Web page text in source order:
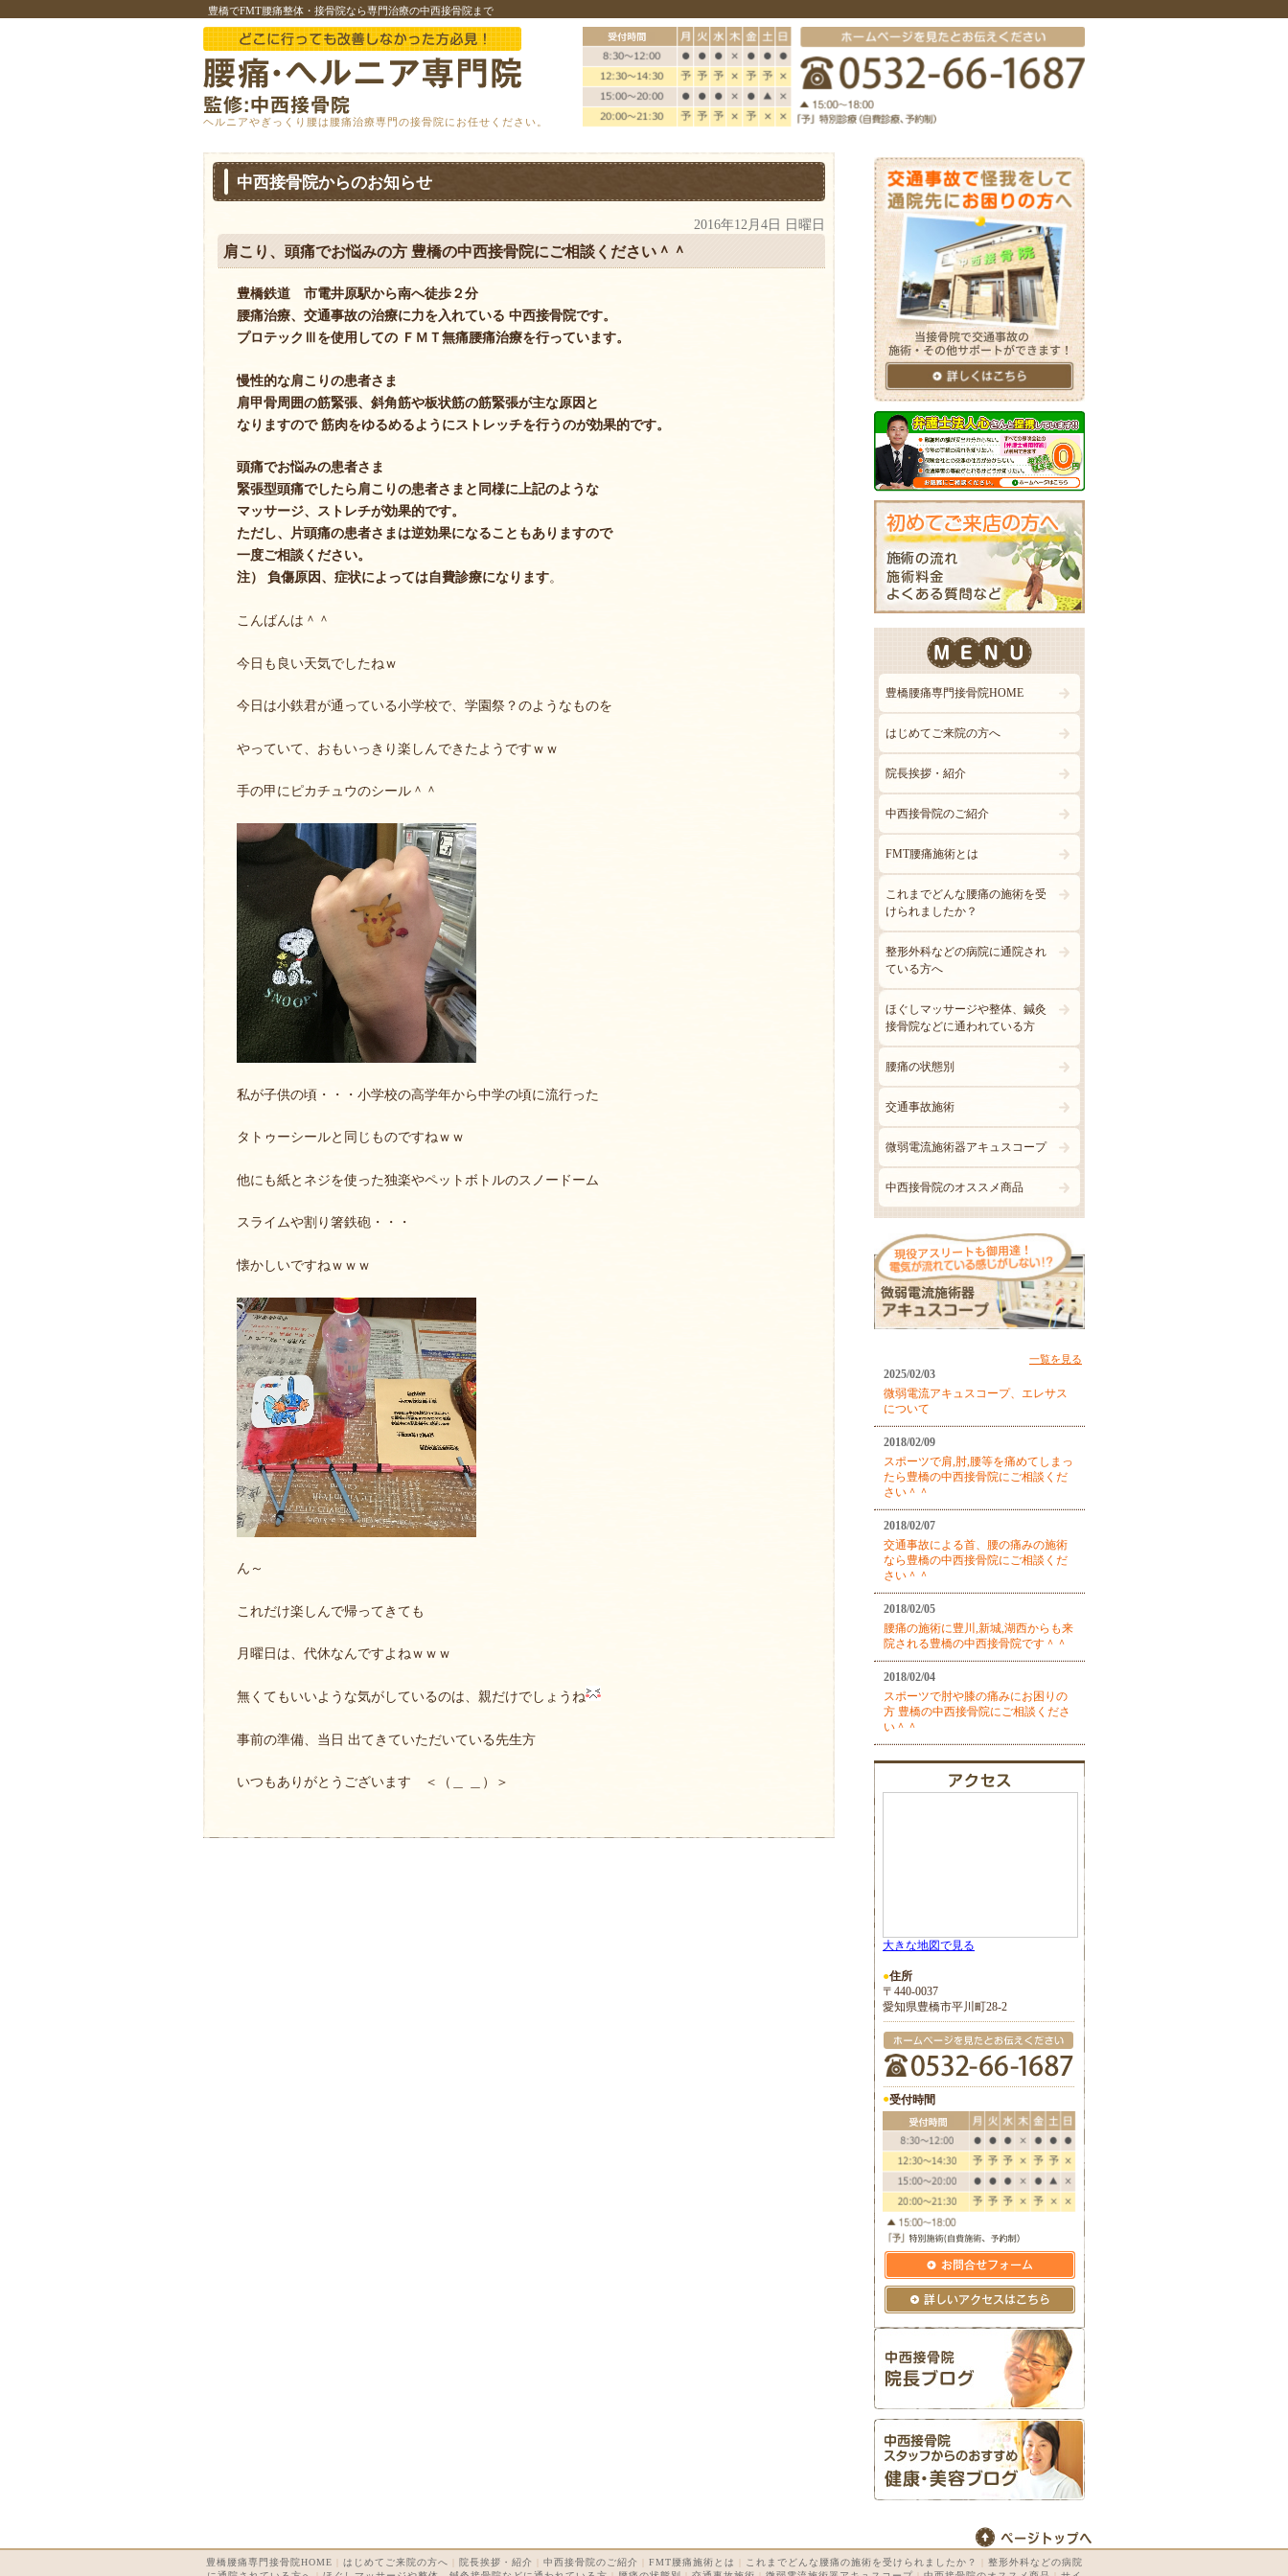
豊橋でFMT腰痛整体・接骨院なら専門治療の中西接骨院まで
ヘルニアやぎっくり腰は腰痛治療専門の接骨院にお任せください。
中西接骨院からのお知らせ
2016年12月4日 日曜日
肩こり、頭痛でお悩みの方 豊橋の中西接骨院にご相談ください＾＾
豊橋鉄道 市電井原駅から南へ徒歩２分
腰痛治療、交通事故の治療に力を入れている 中西接骨院です。
プロテックⅢを使用しての ＦＭＴ無痛腰痛治療を行っています。
慢性的な肩こりの患者さま
肩甲骨周囲の筋緊張、斜角筋や板状筋の筋緊張が主な原因と
なりますので 筋肉をゆるめるようにストレッチを行うのが効果的です。
頭痛でお悩みの患者さま
緊張型頭痛でしたら肩こりの患者さまと同様に上記のような
マッサージ、ストレチが効果的です。
ただし、片頭痛の患者さまは逆効果になることもありますので
一度ご相談ください。
注） 負傷原因、症状によっては自費診療になります。
こんばんは＾＾
今日も良い天気でしたねｗ
今日は小鉄君が通っている小学校で、学園祭？のようなものを
やっていて、おもいっきり楽しんできたようですｗｗ
手の甲にピカチュウのシール＾＾
私が子供の頃・・・小学校の高学年から中学の頃に流行った
タトゥーシールと同じものですねｗｗ
他にも紙とネジを使った独楽やペットボトルのスノードーム
スライムや割り箸鉄砲・・・
懐かしいですねｗｗｗ
ん～
これだけ楽しんで帰ってきても
月曜日は、代休なんですよねｗｗｗ
無くてもいいような気がしているのは、親だけでしょうね
事前の準備、当日 出てきていただいている先生方
いつもありがとうございます ＜（＿ ＿）＞
豊橋腰痛専門接骨院HOME
はじめてご来院の方へ
院長挨拶・紹介
中西接骨院のご紹介
FMT腰痛施術とは
これまでどんな腰痛の施術を受
けられましたか？
整形外科などの病院に通院され
ている方へ
ほぐしマッサージや整体、鍼灸
接骨院などに通われている方
腰痛の状態別
交通事故施術
微弱電流施術器アキュスコープ
中西接骨院のオススメ商品
一覧を見る
2025/02/03
微弱電流アキュスコープ、エレサス
について
2018/02/09
スポーツで肩,肘,腰等を痛めてしまっ
たら豊橋の中西接骨院にご相談くだ
さい＾＾
2018/02/07
交通事故による首、腰の痛みの施術
なら豊橋の中西接骨院にご相談くだ
さい＾＾
2018/02/05
腰痛の施術に豊川,新城,湖西からも来
院される豊橋の中西接骨院です＾＾
2018/02/04
スポーツで肘や膝の痛みにお困りの
方 豊橋の中西接骨院にご相談くださ
い＾＾
大きな地図で見る
●住所
〒440-0037
愛知県豊橋市平川町28-2
●受付時間
豊橋腰痛専門接骨院HOME はじめてご来院の方へ 院長挨拶・紹介 中西接骨院のご紹介 FMT腰痛施術とは これまでどんな腰痛の施術を受けられましたか？
整形外科などの病院